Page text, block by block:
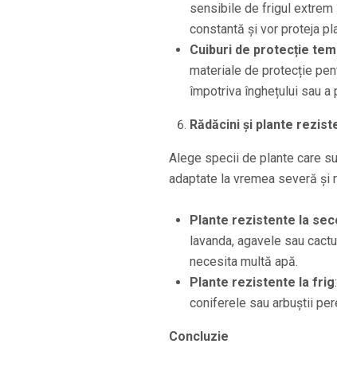
sensibile de frigul extrem
constantă și vor proteja
Cuiburi de protecție
materiale de protecție
împotriva înghețului sau a
Rădăcini și plante
Alege specii de plante care
adaptate la vremea severă și
Plante rezistente la
lavanda, agavele sau
necesita multă apă.
Plante rezistente la frig
coniferele sau arbuștii
Concluzie